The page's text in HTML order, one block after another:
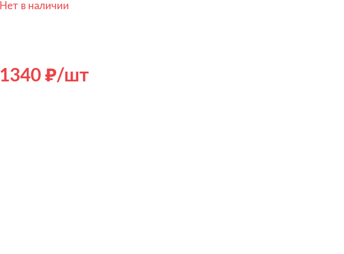
Нет в наличии
1340 /шт